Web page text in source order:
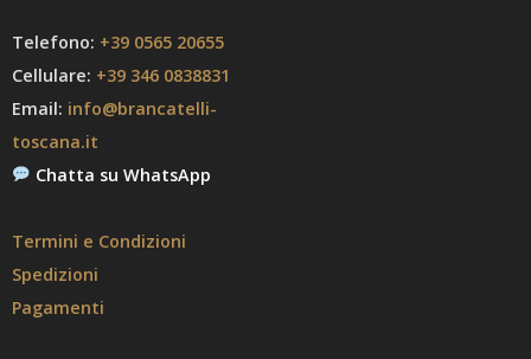
Telefono: +39 0565 20655
Cellulare: +39 346 0838831
Email: info@brancatelli-
toscana.it
Chatta su WhatsApp
Termini e Condizioni
Spedizioni
Pagamenti